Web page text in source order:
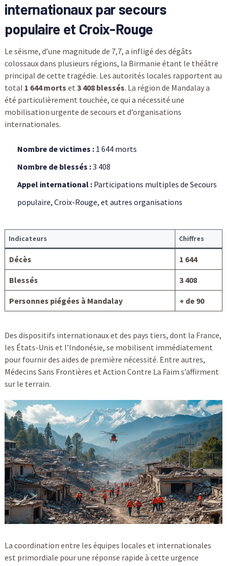
internationaux par secours
populaire et Croix-Rouge
Le séisme, d’une magnitude de 7,7, a infligé des dégâts
colossaux dans plusieurs régions, la Birmanie étant le théâtre
principal de cette tragédie. Les autorités locales rapportent au
total 1 644 morts et 3 408 blessés. La région de Mandalay a
été particulièrement touchée, ce qui a nécessité une
mobilisation urgente de secours et d’organisations
internationales.
Nombre de victimes :1 644 morts
Nombre de blessés :3 408
Appel international :Participations multiples de Secours
populaire, Croix-Rouge, et autres organisations
Indicateurs Chiffres
Décès 1 644
Blessés 3 408
Personnes piégées à Mandalay + de 90
Des dispositifs internationaux et des pays tiers, dont la France,
les États-Unis et l’Indonésie, se mobilisent immédiatement
pour fournir des aides de première nécessité. Entre autres,
Médecins Sans Frontières et Action Contre La Faim s’affirment
sur le terrain.
La coordination entre les équipes locales et internationales
est primordiale pour une réponse rapide à cette urgence